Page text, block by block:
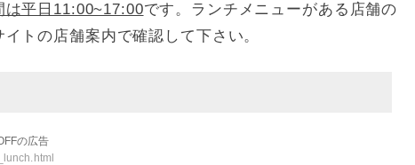
は平日11:00~17:00です。ランチメニューがある店舗の
トの店舗案内で確認して下さい。